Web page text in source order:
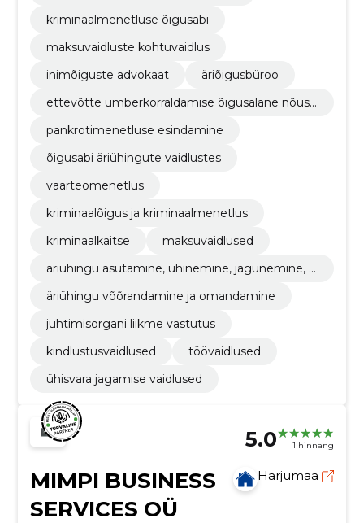
kriminaalmenetluse õigusabi
maksuvaidluste kohtuvaidlus
inimõiguste advokaat
äriõigusbüroo
ettevõtte ümberkorraldamise õigusalane nõust
pankrotimenetluse esindamine
õigusabi äriühingute vaidlustes
väärteomenetlus
kriminaalõigus ja kriminaalmenetlus
kriminaalkaitse
maksuvaidlused
äriühingu asutamine, ühinemine, jagunemine, ü
äriühingu võõrandamine ja omandamine
juhtimisorgani liikme vastutus
kindlustusvaidlused
töövaidlused
ühisvara jagamise vaidlused
5.0 1 hinnang
MIMPI BUSINESS
SERVICES OÜ
Harjumaa